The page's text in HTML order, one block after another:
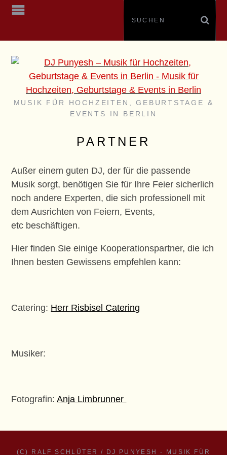
MUSIK FÜR HOCHZEITEN, GEBURTSTAGE &
EVENTS IN BERLIN
PARTNER
Außer einem guten DJ, der für die passende
Musik sorgt, benötigen Sie für Ihre Feier sicherlich
noch andere Experten, die sich professionell mit
dem Ausrichten von Feiern, Events,
etc beschäftigen.
Hier finden Sie einige Kooperationspartner, die ich
Ihnen besten Gewissens empfehlen kann:
Catering: Herr Risbisel Catering
Musiker:
Fotografin:Anja Limbrunner
(C) RALF SCHLÜTER / DJ PUNYESH - MUSIK FÜR